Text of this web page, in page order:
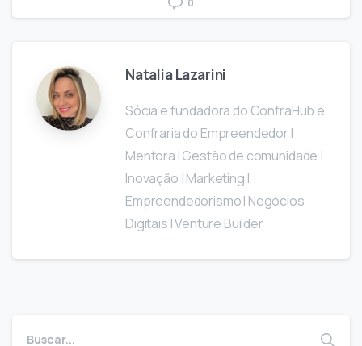
Natalia Lazarini
Sócia e fundadora do ConfraHub e
Confraria do Empreendedor I
Mentora I Gestão de comunidade |
Inovação | Marketing I
Empreendedorismo I Negócios
Digitais I Venture Builder